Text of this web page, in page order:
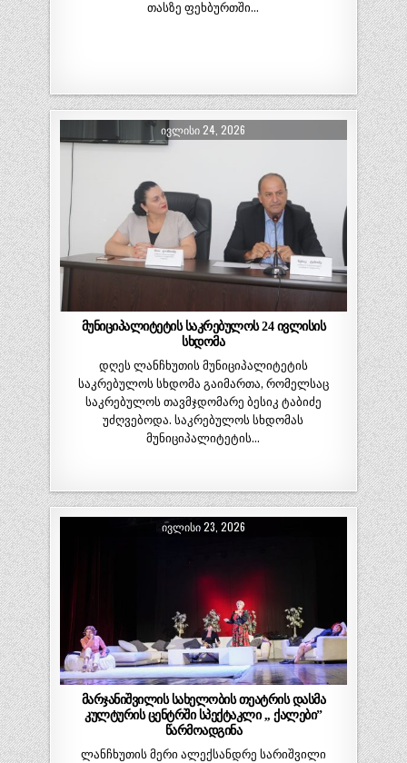
თასზე ფეხბურთში…
ᲘᲕᲚᲘᲡᲘ 24, 2026
მუნიციპალიტეტის საკრებულოს 24 ივლისის
სხდომა
დღეს ლანჩხუთის მუნიციპალიტეტის
საკრებულოს სხდომა გაიმართა, რომელსაც
საკრებულოს თავმჯდომარე ბესიკ ტაბიძე
უძღვებოდა. საკრებულოს სხდომას
მუნიციპალიტეტის…
ᲘᲕᲚᲘᲡᲘ 23, 2026
მარჯანიშვილის სახელობის თეატრის დასმა
კულტურის ცენტრში სპექტაკლი ,, ქალები”
წარმოადგინა
ლანჩხუთის მერი ალექსანდრე სარიშვილი